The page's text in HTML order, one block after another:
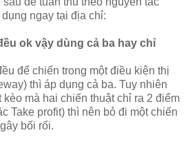
ngay tại địa chỉ:
ok vậy dùng cả ba hay chỉ
để chiến trong một điều kiện thị
thì áp dụng cả ba. Tuy nhiên
mà hai chiến thuật chỉ ra 2 điểm
Take profit) thì nên bỏ đi một chiến
bối rối.